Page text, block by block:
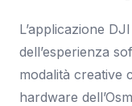
L’applicazione
dell’esperienza
modalità creative
hardware